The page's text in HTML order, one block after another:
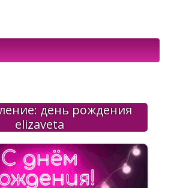
день рождения
elizaveta